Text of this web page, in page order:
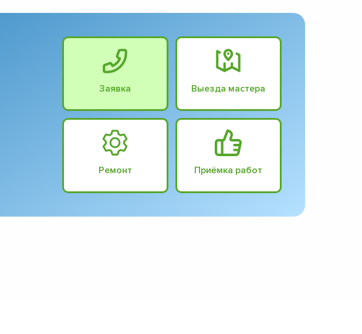
Заявка Выезда мастера
Ремонт Приёмка работ